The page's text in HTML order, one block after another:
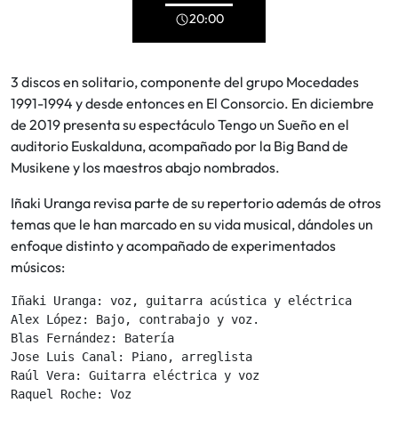
20:00
3 discos en solitario, componente del grupo Mocedades
1991-1994 y desde entonces en El Consorcio. En diciembre
de 2019 presenta su espectáculo Tengo un Sueño en el
auditorio Euskalduna, acompañado por la Big Band de
Musikene y los maestros abajo nombrados.
Iñaki Uranga revisa parte de su repertorio además de otros
temas que le han marcado en su vida musical, dándoles un
enfoque distinto y acompañado de experimentados
músicos:
Iñaki Uranga: voz, guitarra acústica y eléctrica
Alex López: Bajo, contrabajo y voz.
Blas Fernández: Batería
Jose Luis Canal: Piano, arreglista
Raúl Vera: Guitarra eléctrica y voz
Raquel Roche: Voz